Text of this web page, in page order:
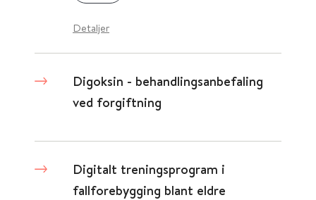
Detaljer
Digoksin - behandlingsanbefaling
ved forgiftning
Digitalt treningsprogram i
fallforebygging blant eldre